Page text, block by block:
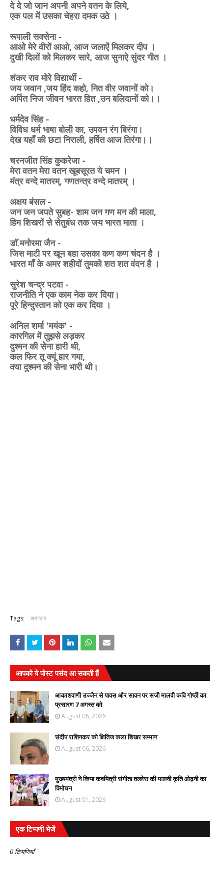
दे दे जो जान अपनी अपने वतन के लिये,
एक पल में उसका चेहरा दमक उठे ।
रूपाली सक्सेना -
आओ मेरे वीरों आओ, आज जलाऐं मिलकर दीप ।
दुखी दिलों को मिलकर सारे, आज सुनाऐ सुंदर गीत ।
शंकर राव मोरे विद्यार्थी -
जय जवान ,जय हिंद कहो, नित वीर जवानों को।
अर्पित निज जीवन भारत हित ,उन बलिदानों को।।
धर्मदेव सिंह -
विविध धर्म भाषा बोली का, उपवन रंग बिरंगा।
देख यहाँ की छटा निराली, हर्षित आज तिरंगा।।
चरनजीत सिंह कुकरेजा -
मेरा वतन मेरा वतन खूबसूरत ये चमन ।
मंत्र वन्दे मातरम्, गणतन्त्र वन्दे मातरम् ।
अक्षय बंसल -
जन जन जपते सुबह- शाम जन गण मन की माला,
हिम शिखरों से सेतुबंध तक जय भारत माता ।
डाॅ.मनोरमा जैन -
जिस माटी पर खून बहा उसका कण कण चंदन है ।
भारत माँ के अमर शहीदों तुमको शत शत वंदन है ।
सुरेश चन्द्र पटवा -
राजनीति ने एक काम नेक कर दिया।
पूरे हिन्दुस्तान को एक कर दिया ।
अनिल शर्मा 'मयंक' -
कारगिल में तुझसे लड़कर
दुश्मन की सेना हारी थी,
कल फिर तू क्यूं हार गया,
क्या दुश्मन की सेना भारी थी।
Tags: समाचार
आपको ये पोस्ट पसंद आ सकती हैं
आकाशवाणी उज्जैन से पावस और सावन पर सजी मालवी कवि गोष्ठी का
प्रसारण 7 अगस्त को
August 06, 2026
संदीप राशिनकर को क्षितिज कला शिखर सम्मान
August 06, 2026
मुख्यमंत्री ने किया कवयित्री संगीता तल्लेरा की मालवी कृति ओढ़नी का
विमोचन
August 01, 2026
एक टिप्पणी भेजें
0 टिप्पणियाँ